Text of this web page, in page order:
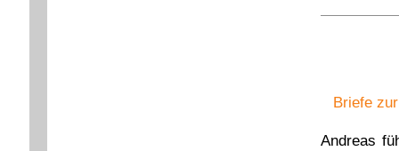
Briefe
Andreas